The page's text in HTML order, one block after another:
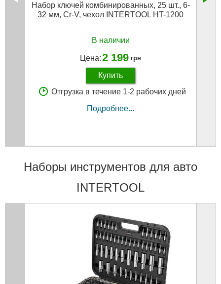
Набор ключей комбинированных, 25 шт., 6-
32 мм, Cr-V, чехол INTERTOOL HT-1200
В наличии
Цена:2 199 грн
Купить
Отгрузка в течение 1-2 рабочих дней
Подробнее...
Наборы инструментов для авто
INTERTOOL